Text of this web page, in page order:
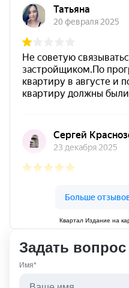
Квартал Издание на
Задать вопрос
Имя*